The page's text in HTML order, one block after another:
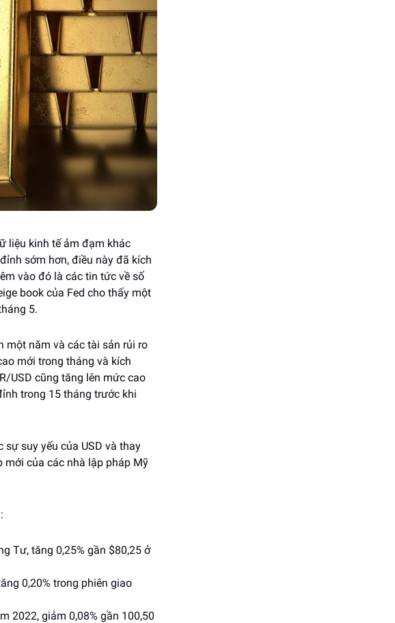
liệu kinh tế ảm đạm khác
sớm hơn, điều này đã kích
vào đó là các tin tức về số
book của Fed cho thấy một
5.
một năm và các tài sản rủi ro
mới trong tháng và kích
USD cũng tăng lên mức cao
trong 15 tháng trước khi
sự suy yếu của USD và thay
của các nhà lập pháp Mỹ
Tư, tăng 0,25% gần $80,25 ở
0,20% trong phiên giao
2022, giảm 0,08% gần 100,50